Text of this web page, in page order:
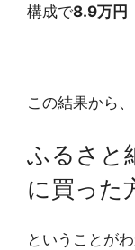
構成で8.9万円
この結果から
ふるさと
に買った
ということがわ